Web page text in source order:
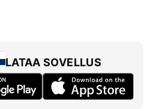
LATAA SOVELLUS